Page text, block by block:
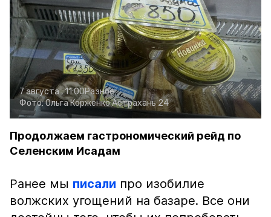
7 августа , 11:00Разное
Фото:Ольга КорженкоАстрахань 24
Продолжаем гастрономический рейд по
Селенским Исадам
Ранее мы писали про изобилие
волжских угощений на базаре. Все они